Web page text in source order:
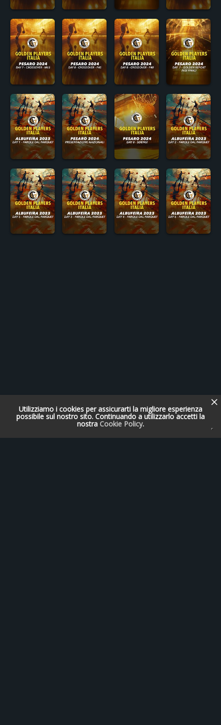
Utilizziamo i cookies per assicurarti la migliore esperienza
possibile sul nostro sito. Continuando a utilizzarlo accetti la
nostra Cookie Policy.